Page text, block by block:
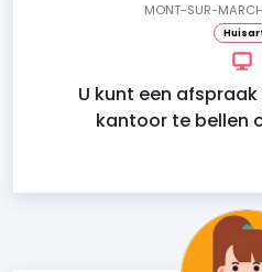
MONT-SUR-
U kunt een
kantoor te bellen